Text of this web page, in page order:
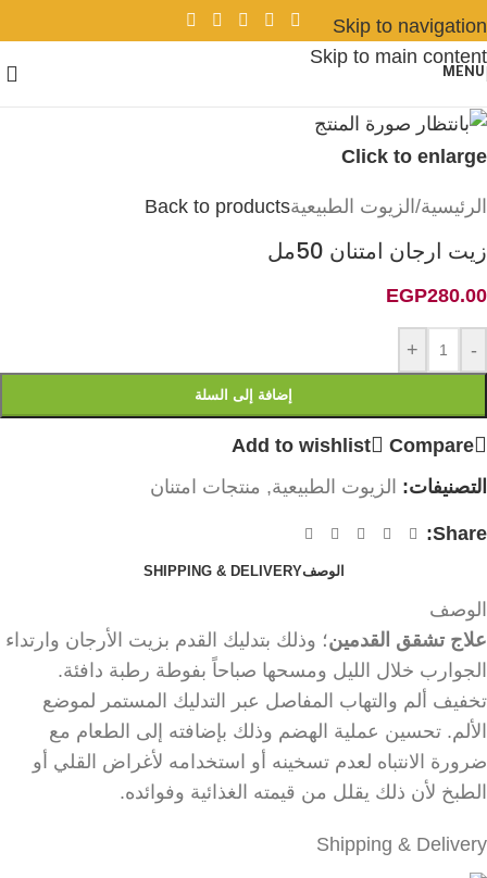
Skip to navigation
Skip to main content
MENU
Click to enlarge
الرئيسية/ الزيوت الطبيعيةBack to products
زيت ارجان امتنان 50مل
EGP280.00
-
+
إضافة إلى السلة
Compare
Add to wishlist
التصنيفات: الزيوت الطبيعية, منتجات امتنان
Share:
الوصفSHIPPING & DELIVERY
الوصف
علاج تشقق القدمين؛ وذلك بتدليك القدم بزيت الأرجان وارتداء
الجوارب خلال الليل ومسحها صباحاً بفوطة رطبة دافئة.
تخفيف ألم والتهاب المفاصل عبر التدليك المستمر لموضع
الألم. تحسين عملية الهضم وذلك بإضافته إلى الطعام مع
ضرورة الانتباه لعدم تسخينه أو استخدامه لأغراض القلي أو
الطبخ لأن ذلك يقلل من قيمته الغذائية وفوائده.
Shipping & Delivery